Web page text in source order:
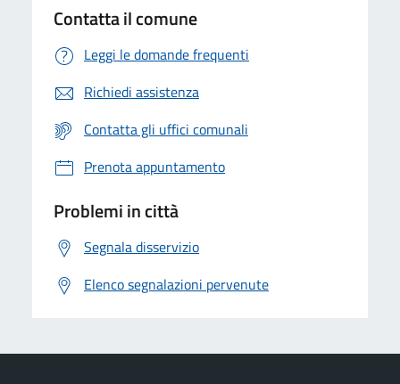
Contatta il comune
Leggi le domande frequenti
Richiedi assistenza
Contatta gli uffici comunali
Prenota appuntamento
Problemi in città
Segnala disservizio
Elenco segnalazioni pervenute